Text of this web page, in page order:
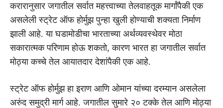
करारानुसार जगातील सर्वात महत्त्वाच्या तेलवाहतूक मार्गांपैकी एक
असलेली स्ट्रेट ऑफ होर्मुझ पुन्हा खुली होण्याची शक्यता निर्माण
झाली आहे. या घडामोडीचा भारताच्या अर्थव्यवस्थेवर मोठा
सकारात्मक परिणाम होऊ शकतो, कारण भारत हा जगातील सर्वात
मोठ्या कच्चे तेल आयातदार देशांपैकी एक आहे.
स्ट्रेट ऑफ होर्मुझ हा इराण आणि ओमान यांच्या दरम्यान असलेला
अरुंद समुद्री मार्ग आहे. जगातील सुमारे २० टक्के तेल आणि मोठ्या